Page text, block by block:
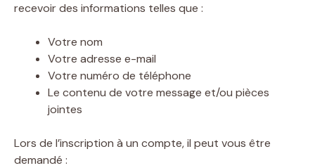
recevoir des informations telles que :
Votre nom
Votre adresse e-mail
Votre numéro de téléphone
Le contenu de votre message et/ou pièces
jointes
Lors de l’inscription à un compte, il peut vous être
demandé :